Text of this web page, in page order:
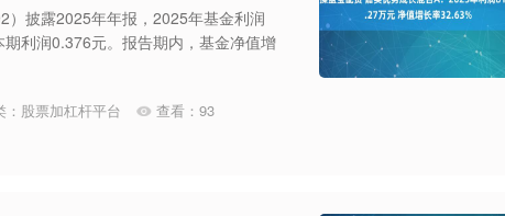
）披露2025年年报，2025年基金利润
利润0.376元。报告期内，基金净值增
股票加杠杆平台 查看： 93